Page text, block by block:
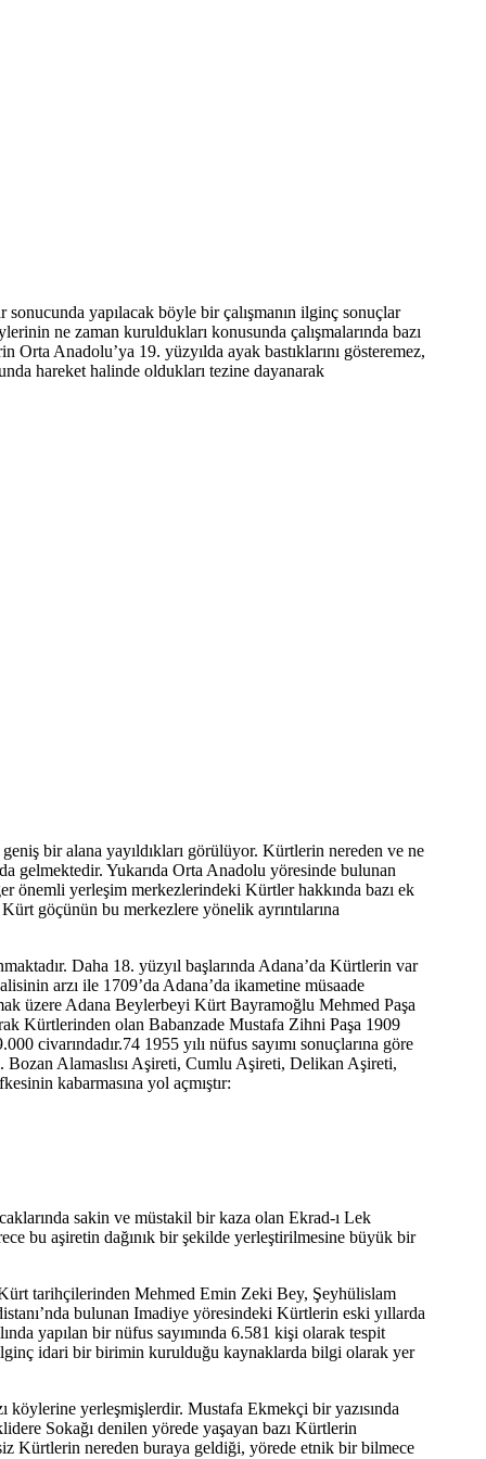
yapılacak böyle bir çalışmanın ilginç sonuçlar
ne zaman kuruldukları konusunda çalışmalarında bazı
Anadolu’ya 19. yüzyılda ayak bastıklarını gösteremez,
hareket halinde oldukları tezine dayanarak
bir alana yayıldıkları görülüyor. Kürtlerin nereden ve ne
gelmektedir. Yukarıda Orta Anadolu yöresinde bulunan
önemli yerleşim merkezlerindeki Kürtler hakkında bazı ek
göçünün bu merkezlere yönelik ayrıntılarına
Daha 18. yüzyıl başlarında Adana’da Kürtlerin var
arzı ile 1709’da Adana’da ikametine müsaade
üzere Adana Beylerbeyi Kürt Bayramoğlu Mehmed Paşa
Kürtlerinden olan Babanzade Mustafa Zihni Paşa 1909
civarındadır.74 1955 yılı nüfus sayımı sonuçlarına göre
Bozan Alamaslısı Aşireti, Cumlu Aşireti, Delikan Aşireti,
kabarmasına yol açmıştır:
sakin ve müstakil bir kaza olan Ekrad-ı Lek
bu aşiretin dağınık bir şekilde yerleştirilmesine büyük bir
tarihçilerinden Mehmed Emin Zeki Bey, Şeyhülislam
bulunan Imadiye yöresindeki Kürtlerin eski yıllarda
yapılan bir nüfus sayımında 6.581 kişi olarak tespit
ilginç idari bir birimin kurulduğu kaynaklarda bilgi olarak yer
yerleşmişlerdir. Mustafa Ekmekçi bir yazısında
Sokağı denilen yörede yaşayan bazı Kürtlerin
Kürtlerin nereden buraya geldiği, yörede etnik bir bilmece